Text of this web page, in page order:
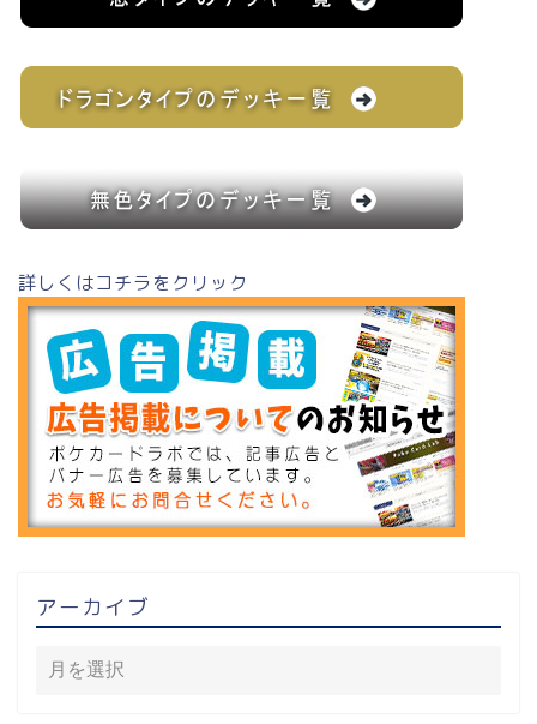
詳しくはコチラをクリック
アーカイブ